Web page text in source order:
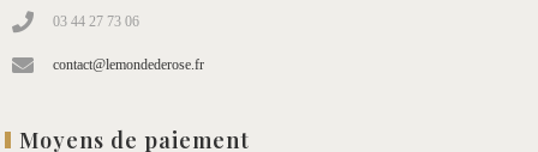
03 44 27 73 06
contact@lemondederose.fr
Moyens de paiement